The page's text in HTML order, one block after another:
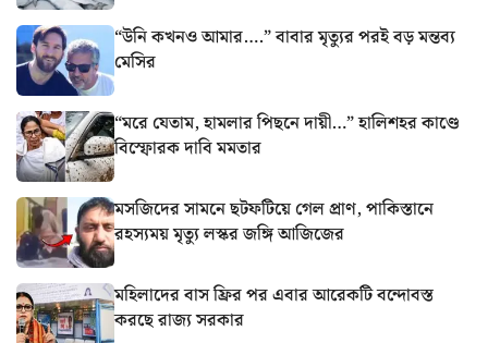
“উনি কখনও আমার….” বাবার মৃত্যুর পরই বড় মন্তব্য
মেসির
“মরে যেতাম, হামলার পিছনে দায়ী…” হালিশহর কাণ্ডে
বিস্ফোরক দাবি মমতার
মসজিদের সামনে ছটফটিয়ে গেল প্রাণ, পাকিস্তানে
রহস্যময় মৃত্যু লস্কর জঙ্গি আজিজের
মহিলাদের বাস ফ্রির পর এবার আরেকটি বন্দোবস্ত
করছে রাজ্য সরকার